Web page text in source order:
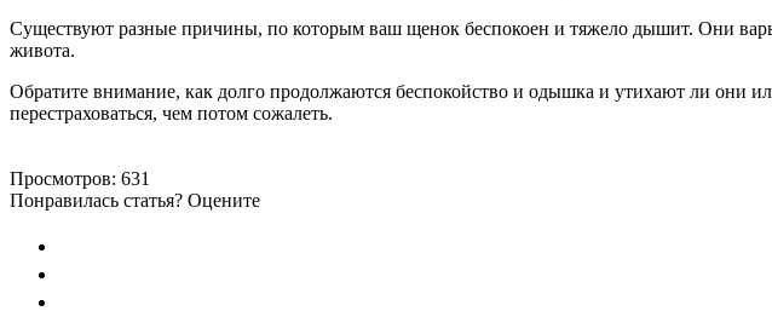
Существуют разные причины, по которым ваш щенок беспокоен и тяжело дышит. Они
живота.
Обратите внимание, как долго продолжаются беспокойство и одышка и утихают ли они
перестраховаться, чем потом сожалеть.
Просмотров: 631
Понравилась статья? Оцените